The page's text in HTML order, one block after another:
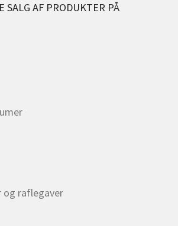
SALG AF PRODUKTER PÅ
og raflegaver